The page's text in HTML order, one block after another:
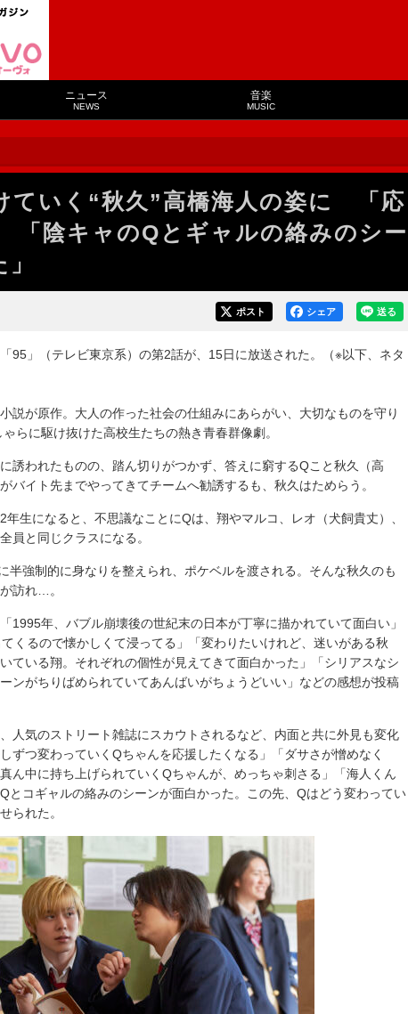
ニュース
NEWS
音楽
MUSIC
ていく“秋久”高橋海人の姿に 「応
「陰キャのQとギャルの絡みのシー
送る
シェア
ポスト
95」（テレビ東京系）の第2話が、15日に放送された。（※以下、ネタ
説が原作。大人の作った社会の仕組みにあらがい、大切なものを守り
らに駆け抜けた高校生たちの熱き青春群像劇。
誘われたものの、踏ん切りがつかず、答えに窮するQこと秋久（高
バイト先までやってきてチームへ勧誘するも、秋久はためらう。
生になると、不思議なことにQは、翔やマルコ、レオ（犬飼貴丈）、
員と同じクラスになる。
強制的に身なりを整えられ、ポケベルを渡される。そんな秋久のも
訪れ…。
1995年、バブル崩壊後の世紀末の日本が丁寧に描かれていて面白い」
てくるので懐かしくて浸ってる」「変わりたいけれど、迷いがある秋
ている翔。それぞれの個性が見えてきて面白かった」「シリアスなシ
ンがちりばめられていてあんばいがちょうどいい」などの感想が投稿
人気のストリート雑誌にスカウトされるなど、内面と共に外見も変化
ずつ変わっていくQちゃんを応援したくなる」「ダサさが憎めなく
ん中に持ち上げられていくQちゃんが、めっちゃ刺さる」「海人くん
とコギャルの絡みのシーンが面白かった。この先、Qはどう変わってい
られた。